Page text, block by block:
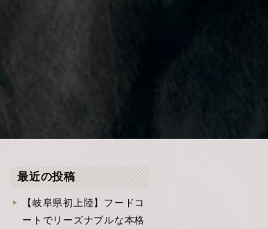
最近の投稿
【岐阜県初上陸】フードコ
ートでリーズナブルな本格